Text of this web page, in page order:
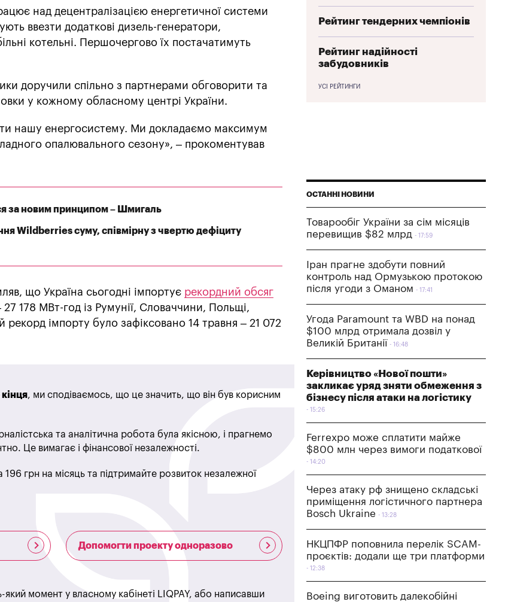
над децентралізацією енергетичної системи
ввезти додаткові дизель-генератори,
котельні. Першочергово їх постачатимуть
доручили спільно з партнерами обговорити та
у кожному обласному центрі України.
нашу енергосистему. Ми докладаємо максимум
опалювального сезону», – прокоментував
за новим принципом – Шмигаль
Wildberries суму, співмірну з чвертю дефіциту
що Україна сьогодні імпортує рекордний обсяг
178 МВт-год із Румунії, Словаччини, Польщі,
імпорту було зафіксовано 14 травня – 21 072
, ми сподіваємось, що це значить, що він був корисним
та аналітична робота була якісною, і прагнемо
Це вимагає і фінансової незалежності.
196 грн на місяць та підтримайте розвиток незалежної
Допомогти проекту одноразово
який момент у власному кабінеті LIQPAY, або написавши
Рейтинг тендерних чемпіонів
Рейтинг надійності
забудовників
УСІ РЕЙТИНГИ
ОСТАННІ НОВИНИ
Товарообіг України за сім місяців
перевищив $82 млрд
17:59
Іран прагне здобути повний
контроль над Ормузькою протокою
після угоди з Оманом
17:41
Угода Paramount та WBD на понад
$100 млрд отримала дозвіл у
Великій Британії
16:48
Керівництво «Нової пошти»
закликає уряд зняти обмеження з
бізнесу після атаки на логістику
15:26
Ferrexpo може сплатити майже
$800 млн через вимоги податкової
14:20
Через атаку рф знищено складські
приміщення логістичного партнера
Bosch Ukraine
13:28
НКЦПФР поповнила перелік SCAM-
проєктів: додали ще три платформи
12:38
Boeing виготовить далекобійні